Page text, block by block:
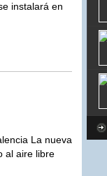
instalará en
La nueva
al aire libre